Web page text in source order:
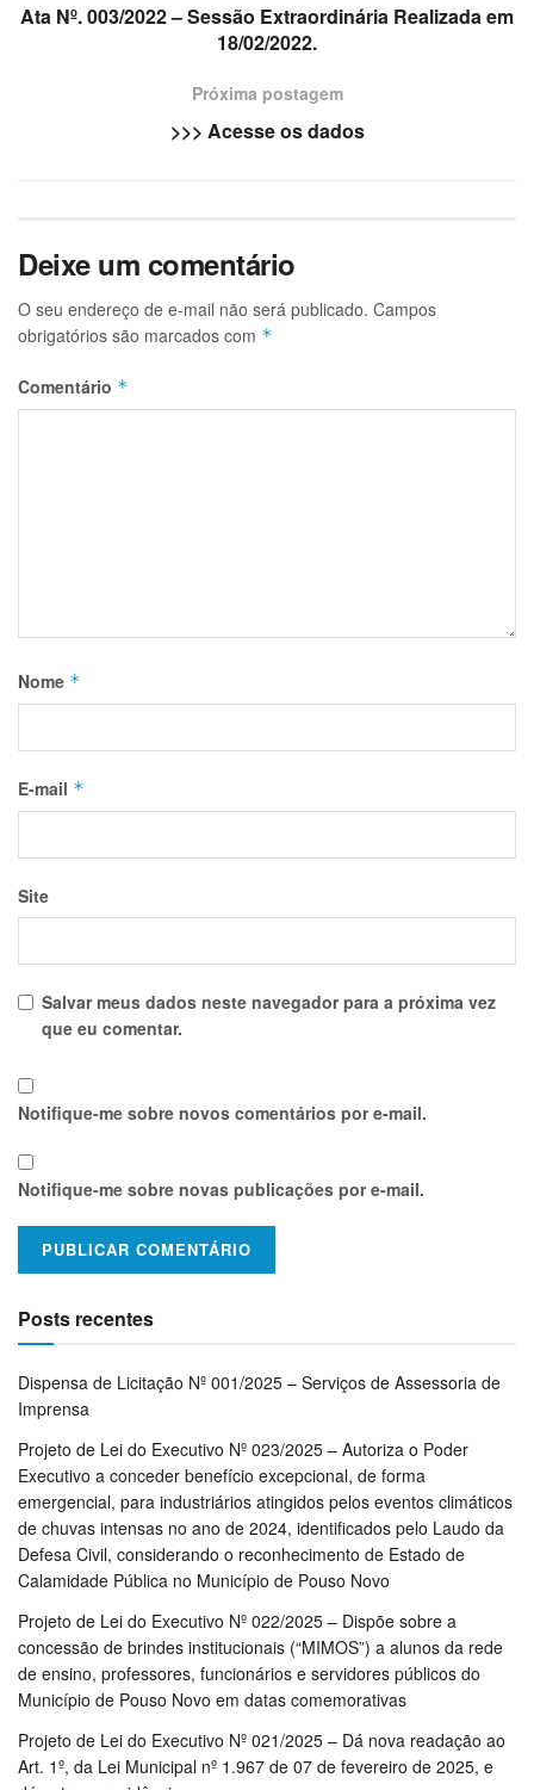
Ata Nº. 003/2022 – Sessão Extraordinária Realizada em
18/02/2022.
Próxima postagem
>>> Acesse os dados
Deixe um comentário
O seu endereço de e-mail não será publicado. Campos
obrigatórios são marcados com *
Comentário *
Nome *
E-mail *
Site
Salvar meus dados neste navegador para a próxima vez
que eu comentar.
Notifique-me sobre novos comentários por e-mail.
Notifique-me sobre novas publicações por e-mail.
Posts recentes
Dispensa de Licitação Nº 001/2025 – Serviços de Assessoria de
Imprensa
Projeto de Lei do Executivo Nº 023/2025 – Autoriza o Poder
Executivo a conceder benefício excepcional, de forma
emergencial, para industriários atingidos pelos eventos climáticos
de chuvas intensas no ano de 2024, identificados pelo Laudo da
Defesa Civil, considerando o reconhecimento de Estado de
Calamidade Pública no Município de Pouso Novo
Projeto de Lei do Executivo Nº 022/2025 – Dispõe sobre a
concessão de brindes institucionais (“MIMOS”) a alunos da rede
de ensino, professores, funcionários e servidores públicos do
Município de Pouso Novo em datas comemorativas
Projeto de Lei do Executivo Nº 021/2025 – Dá nova readação ao
Art. 1º, da Lei Municipal nº 1.967 de 07 de fevereiro de 2025, e